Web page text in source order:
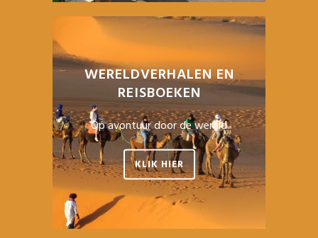
WERELDVERHALEN EN
REISBOEKEN
Op avontuur door de wereld
KLIK HIER